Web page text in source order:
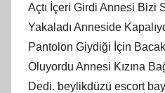
Açtı İçeri Girdi Annesi Bizi
Yakaladı Anneside
Pantolon Giydiği İçin
Oluyordu Annesi Kızına
Dedi. beylikdüzü escort